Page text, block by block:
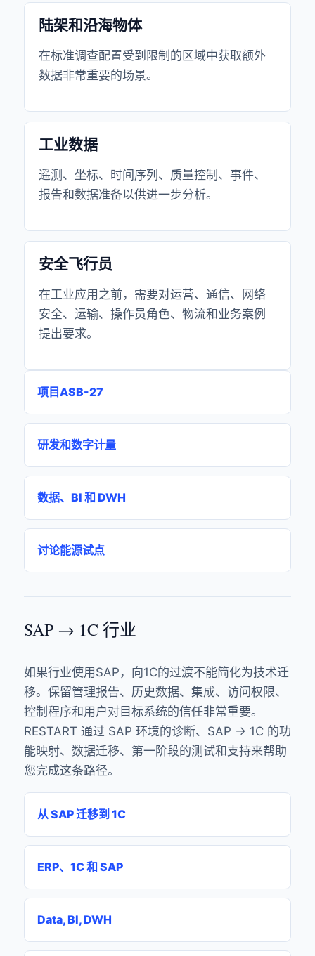
陆架和沿海物体
在标准调查配置受到限制的区域中获取额外
数据非常重要的场景。
工业数据
遥测、坐标、时间序列、质量控制、事件、
报告和数据准备以供进一步分析。
安全飞行员
在工业应用之前，需要对运营、通信、网络
安全、运输、操作员角色、物流和业务案例
提出要求。
项目ASB-27
研发和数字计量
数据、BI 和 DWH
讨论能源试点
SAP → 1C 行业
如果行业使用SAP，向1C的过渡不能简化为技术迁
移。保留管理报告、历史数据、集成、访问权限、
控制程序和用户对目标系统的信任非常重要。
RESTART 通过 SAP 环境的诊断、SAP → 1C 的功
能映射、数据迁移、第一阶段的测试和支持来帮助
您完成这条路径。
从 SAP 迁移到 1C
ERP、1C 和 SAP
Data, BI, DWH